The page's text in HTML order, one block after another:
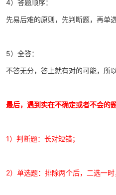
4）答题顺序：
先易后难的原则，先判断题，再单
5）全答：
不答无分，答上就有对的可能，所以
最后，遇到实在不确定或者不会的
1）判断题：长对短错；
2）单选题：排除两个后，二选一时